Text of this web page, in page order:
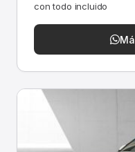
con todo incluido